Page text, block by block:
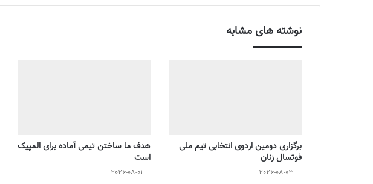
نوشته های مشابه
برگزاری دومین اردوی انتخابی تیم ملی
فوتسال زنان
2026-08-03
هدف ما ساختن تیمی آماده برای المپیک
است
2026-08-01